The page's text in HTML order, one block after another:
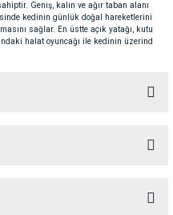
Geniş, kalın ve ağır taban alanı
kedinin günlük doğal hareketlerini
sağlar. En üstte açık yatağı, kutu
halat oyuncağı ile kedinin üzerind
sorulmamış.